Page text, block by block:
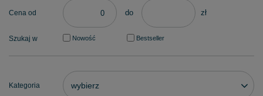
Cena od do zł
Szukaj w Nowość Bestseller
Kategoria wybierz